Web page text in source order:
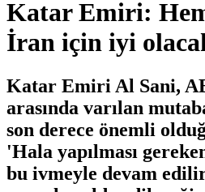
Katar Emiri:
İran için iyi
Katar Emiri Al Sani,
arasında varılan
son derece önemli
'Hala yapılması
bu ivmeyle devam